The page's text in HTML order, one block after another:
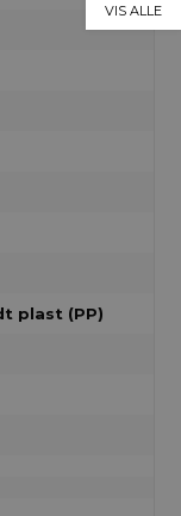
plast (PP)
VIS ALLE